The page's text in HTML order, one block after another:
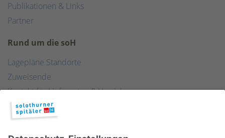
Publikationen & Links
Partner
Rund um die soH
Lagepläne Standorte
Zuweisende
Kontakt für Lieferanten & Versicherungen
Zentralwäscherei
HEBSORG
Spital Club